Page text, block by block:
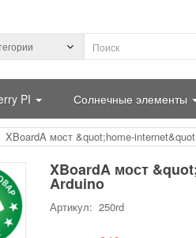
PI Солнечные элементы
XBoardA мост &quot;home-
XBoardA мост
Arduino
Артикул: 250rd